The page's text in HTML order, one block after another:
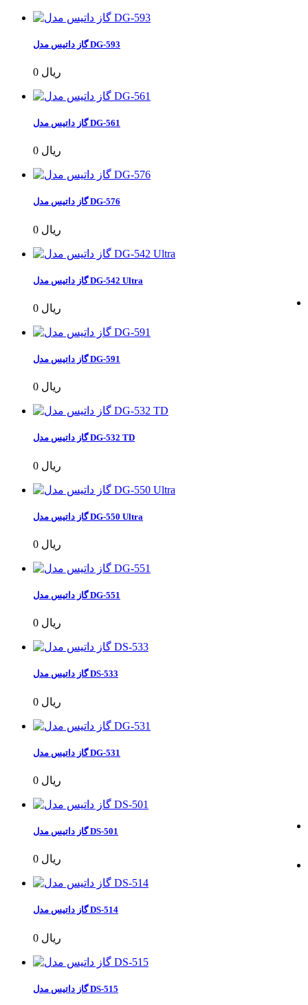
گاز داتیس مدل DG-593
0 ریال
گاز داتیس مدل DG-561
0 ریال
گاز داتیس مدل DG-576
0 ریال
گاز داتیس مدل DG-542 Ultra
0 ریال
گاز داتیس مدل DG-591
0 ریال
گاز داتیس مدل DG-532 TD
0 ریال
گاز داتیس مدل DG-550 Ultra
0 ریال
گاز داتیس مدل DG-551
0 ریال
گاز داتیس مدل DS-533
0 ریال
گاز داتیس مدل DG-531
0 ریال
گاز داتیس مدل DS-501
0 ریال
گاز داتیس مدل DS-514
0 ریال
گاز داتیس مدل DS-515